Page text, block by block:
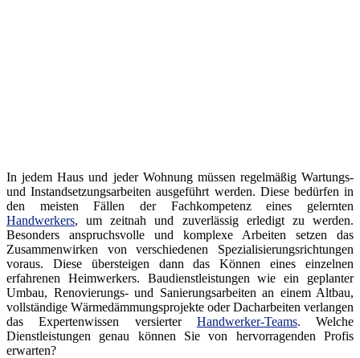
In jedem Haus und jeder Wohnung müssen regelmäßig Wartungs-
und Instandsetzungsarbeiten ausgeführt werden. Diese bedürfen in
den meisten Fällen der Fachkompetenz eines gelernten
Handwerkers, um zeitnah und zuverlässig erledigt zu werden.
Besonders anspruchsvolle und komplexe Arbeiten setzen das
Zusammenwirken von verschiedenen Spezialisierungsrichtungen
voraus. Diese übersteigen dann das Können eines einzelnen
erfahrenen Heimwerkers. Baudienstleistungen wie ein geplanter
Umbau, Renovierungs- und Sanierungsarbeiten an einem Altbau,
vollständige Wärmedämmungsprojekte oder Dacharbeiten verlangen
das Expertenwissen versierter Handwerker-Teams. Welche
Dienstleistungen genau können Sie von hervorragenden Profis
erwarten?